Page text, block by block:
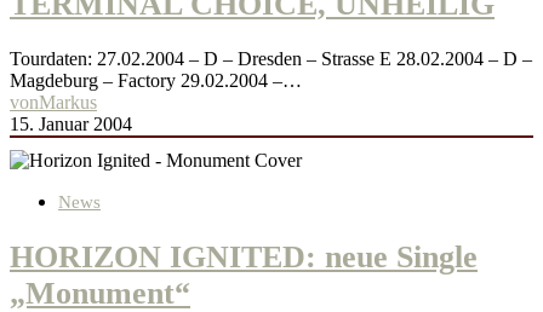
Tourdaten: 27.02.2004 – D – Dresden – Strasse E 28.02.2004 – D –
Magdeburg – Factory 29.02.2004 –…
vonMarkus
15. Januar 2004
News
HORIZON IGNITED: neue Single
„Monument“